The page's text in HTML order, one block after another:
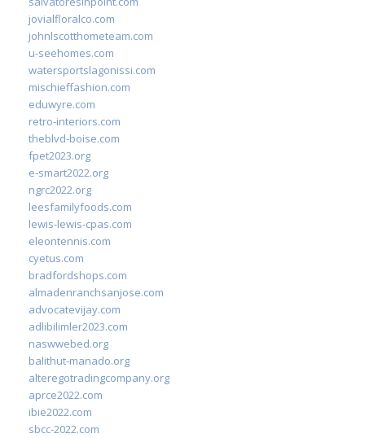
jovialfloralco.com
johnlscotthometeam.com
u-seehomes.com
watersportslagonissi.com
mischieffashion.com
eduwyre.com
retro-interiors.com
theblvd-boise.com
fpet2023.org
e-smart2022.org
ngrc2022.org
leesfamilyfoods.com
lewis-lewis-cpas.com
eleontennis.com
cyetus.com
bradfordshops.com
almadenranchsanjose.com
advocatevijay.com
adlibilimler2023.com
naswwebed.org
balithut-manado.org
alteregotradingcompany.org
aprce2022.com
ibie2022.com
sbcc-2022.com